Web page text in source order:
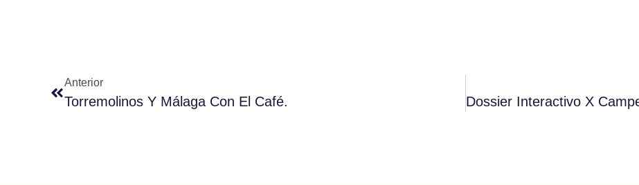
Anterior
Torremolinos Y Málaga Con El Café.